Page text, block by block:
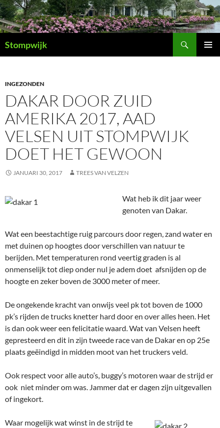
Ga
naar
de
inhoud
Stompwijk
INGEZONDEN
DAKAR DOOR ZUID
AMERIKA 2017, AAD
VELSEN UIT STOMPWIJK
DOET HET GEWOON
JANUARI 30, 2017 TREES VAN VELZEN
Wat heb ik dit jaar weer
genoten van Dakar.
Wat een beestachtige ruig parcours door regen, zand water en
met duinen op hoogtes door verschillen van natuur te
berijden. Met temperaturen rond veertig graden is al
onmenselijk tot diep onder nul je adem doet afsnijden op de
hoogte en zeker boven de 3000 meter of meer.
De ongekende kracht van onwijs veel pk tot boven de 1000
pk’s rijden de trucks knetter hard door en over alles heen. Het
is dan ook weer een felicitatie waard. Wat van Velsen heeft
gepresteerd en dit in zijn tweede race van de Dakar en op 25e
plaats geëindigd in midden moot van het truckers veld.
Ook respect voor alle auto’s, buggy’s motoren waar de strijd er
ook niet minder om was. Jammer dat er dagen zijn uitgevallen
of ingekort.
Waar mogelijk wat winst in de strijd te